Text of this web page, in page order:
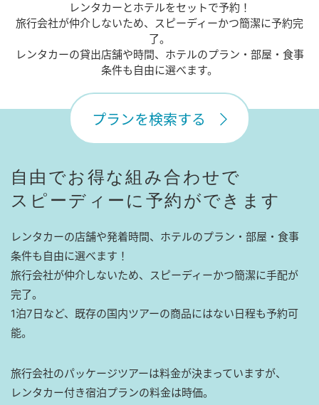
レンタカーとホテルをセットで予約！
旅行会社が仲介しないため、
スピーディーかつ簡潔に予約完
了。
レンタカーの貸出店舗や時間、 ホテルのプラン・部屋・食事
条件も自由に選べます。
プランを検索する
自由でお得な組み合わせで
スピーディーに予約ができます
レンタカーの店舗や発着時間、ホテルのプラン・部屋・食事
条件も自由に選べます！
旅行会社が仲介しないため、スピーディーかつ簡潔に手配が
完了。
1泊7日など、既存の国内ツアーの商品にはない日程も予約可
能。
旅行会社のパッケージツアーは料金が決まっていますが、
レンタカー付き宿泊プランの料金は時価。